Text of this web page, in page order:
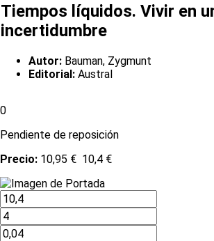
Tiempos líquidos. Vivir en
incertidumbre
Autor: Bauman, Zygmunt
Editorial: Austral
0
Pendiente de reposición
Precio: 10,95 € 10,4 €